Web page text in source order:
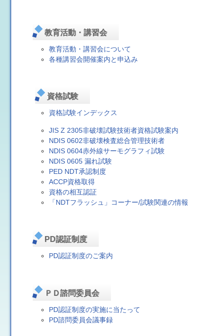
教育活動・講習会
教育活動・講習会について
各種講習会開催案内と申込み
資格試験
資格試験インデックス
JIS Z 2305非破壊試験技術者資格試験案内
NDIS 0602非破壊検査総合管理技術者
NDIS 0604赤外線サーモグラフィ試験
NDIS 0605 漏れ試験
PED NDT承認制度
ACCP資格取得
資格の相互認証
「NDTフラッシュ」コーナー/試験関連の情報
PD認証制度
PD認証制度のご案内
ＰＤ諮問委員会
PD認証制度の実施に当たって
PD諮問委員会議事録